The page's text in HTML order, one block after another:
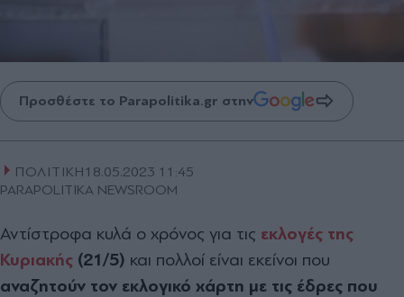
Προσθέστε το Parapolitika.gr στην
ΠΟΛΙΤΙΚΗ18.05.2023 11:45
PARAPOLITIKA NEWSROOM
Αντίστροφα κυλά ο χρόνος για τις εκλογές της
Κυριακής (21/5) και πολλοί είναι εκείνοι που
αναζητούν τον εκλογικό χάρτη με τις έδρες που